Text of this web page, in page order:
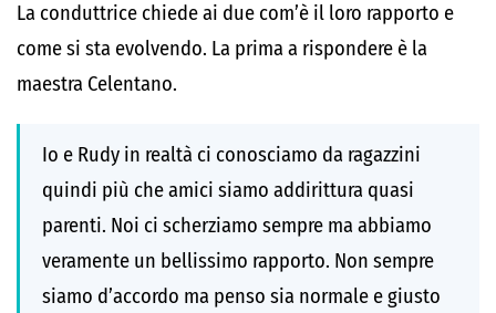
La conduttrice chiede ai due com’è il loro rapporto e
come si sta evolvendo. La prima a rispondere è la
maestra Celentano.
Io e Rudy in realtà ci conosciamo da ragazzini
quindi più che amici siamo addirittura quasi
parenti. Noi ci scherziamo sempre ma abbiamo
veramente un bellissimo rapporto. Non sempre
siamo d’accordo ma penso sia normale e giusto